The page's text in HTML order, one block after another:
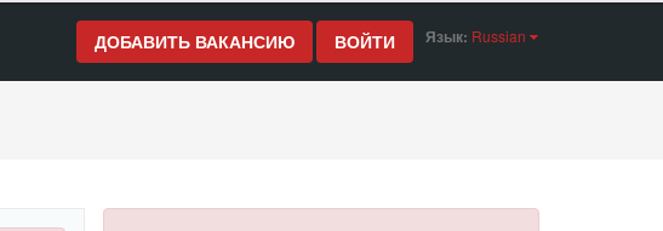
ДОБАВИТЬ ВАКАНСИЮ ВОЙТИ Язык: Russian